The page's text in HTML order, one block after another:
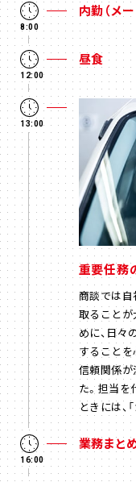
8:00
内勤（メ
12:00
昼食
13:00
重要任務
商談では
取ること
めに、日
すること
信頼関係が
た。担当を
ときには、
16:00
業務まと